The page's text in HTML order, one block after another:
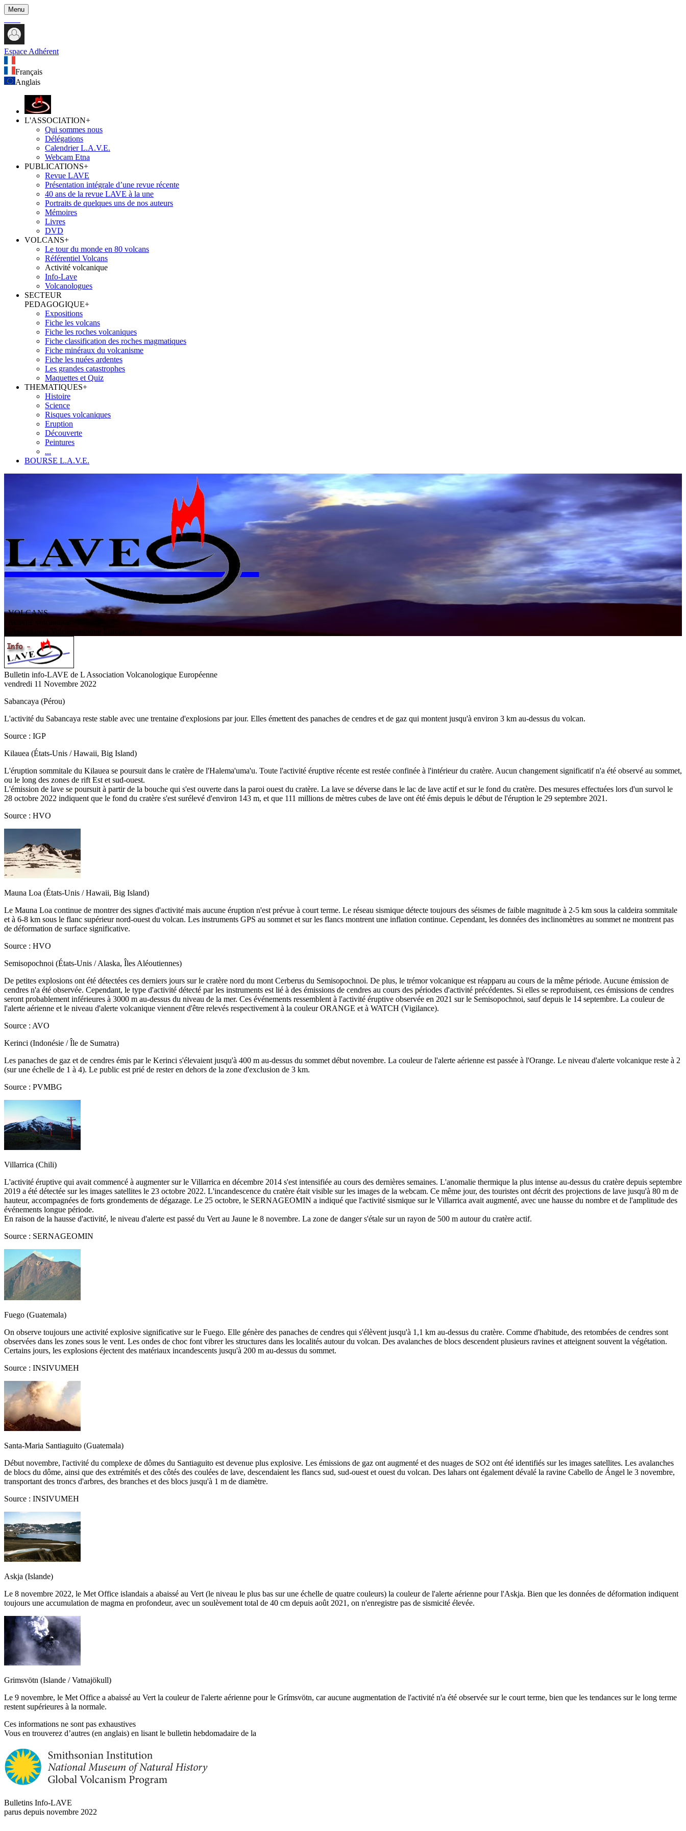
Menu
Espace Adhérent
Français
Anglais
L'ASSOCIATION+
Qui sommes nous
Délégations
Calendrier L.A.V.E.
Webcam Etna
PUBLICATIONS+
Revue LAVE
Présentation intégrale d’une revue récente
40 ans de la revue LAVE à la une
Portraits de quelques uns de nos auteurs
Mémoires
Livres
DVD
VOLCANS+
Le tour du monde en 80 volcans
Référentiel Volcans
Activité volcanique
Info-Lave
Volcanologues
SECTEUR
PEDAGOGIQUE+
Expositions
Fiche les volcans
Fiche les roches volcaniques
Fiche classification des roches magmatiques
Fiche minéraux du volcanisme
Fiche les nuées ardentes
Les grandes catastrophes
Maquettes et Quiz
THEMATIQUES+
Histoire
Science
Risques volcaniques
Eruption
Découverte
Peintures
...
BOURSE L.A.V.E.
VOLCANS
olcanologique
Bulletin info-LAVE de L Association Volcanologique Européenne
vendredi 11 Novembre 2022
Sabancaya (Pérou)
L'activité du Sabancaya reste stable avec une trentaine d'explosions par jour. Elles émettent des panaches de cendres et de gaz qui montent jusqu'à environ 3 km au-dessus du volcan.
Source : IGP
Kilauea (États-Unis / Hawaii, Big Island)
L'éruption sommitale du Kilauea se poursuit dans le cratère de l'Halema'uma'u. Toute l'activité éruptive récente est restée confinée à l'intérieur du cratère. Aucun changement significatif n'a été observé au sommet,
ou le long des zones de rift Est et sud-ouest.
L'émission de lave se poursuit à partir de la bouche qui s'est ouverte dans la paroi ouest du cratère. La lave se déverse dans le lac de lave actif et sur le fond du cratère. Des mesures effectuées lors d'un survol le
28 octobre 2022 indiquent que le fond du cratère s'est surélevé d'environ 143 m, et que 111 millions de mètres cubes de lave ont été émis depuis le début de l'éruption le 29 septembre 2021.
Source : HVO
Mauna Loa (États-Unis / Hawaii, Big Island)
Le Mauna Loa continue de montrer des signes d'activité mais aucune éruption n'est prévue à court terme. Le réseau sismique détecte toujours des séismes de faible magnitude à 2-5 km sous la caldeira sommitale
et à 6-8 km sous le flanc supérieur nord-ouest du volcan. Les instruments GPS au sommet et sur les flancs montrent une inflation continue. Cependant, les données des inclinomètres au sommet ne montrent pas
de déformation de surface significative.
Source : HVO
Semisopochnoi (États-Unis / Alaska, Îles Aléoutiennes)
De petites explosions ont été détectées ces derniers jours sur le cratère nord du mont Cerberus du Semisopochnoi. De plus, le trémor volcanique est réapparu au cours de la même période. Aucune émission de
cendres n'a été observée. Cependant, le type d'activité détecté par les instruments est lié à des émissions de cendres au cours des périodes d'activité précédentes. Si elles se reproduisent, ces émissions de cendres
seront probablement inférieures à 3000 m au-dessus du niveau de la mer. Ces événements ressemblent à l'activité éruptive observée en 2021 sur le Semisopochnoi, sauf depuis le 14 septembre. La couleur de
l'alerte aérienne et le niveau d'alerte volcanique viennent d'être relevés respectivement à la couleur ORANGE et à WATCH (Vigilance).
Source : AVO
Kerinci (Indonésie / Île de Sumatra)
Les panaches de gaz et de cendres émis par le Kerinci s'élevaient jusqu'à 400 m au-dessus du sommet début novembre. La couleur de l'alerte aérienne est passée à l'Orange. Le niveau d'alerte volcanique reste à 2
(sur une échelle de 1 à 4). Le public est prié de rester en dehors de la zone d'exclusion de 3 km.
Source : PVMBG
Villarrica (Chili)
L'activité éruptive qui avait commencé à augmenter sur le Villarrica en décembre 2014 s'est intensifiée au cours des dernières semaines. L'anomalie thermique la plus intense au-dessus du cratère depuis septembre
2019 a été détectée sur les images satellites le 23 octobre 2022. L'incandescence du cratère était visible sur les images de la webcam. Ce même jour, des touristes ont décrit des projections de lave jusqu'à 80 m de
hauteur, accompagnées de forts grondements de dégazage. Le 25 octobre, le SERNAGEOMIN a indiqué que l'activité sismique sur le Villarrica avait augmenté, avec une hausse du nombre et de l'amplitude des
événements longue période.
En raison de la hausse d'activité, le niveau d'alerte est passé du Vert au Jaune le 8 novembre. La zone de danger s'étale sur un rayon de 500 m autour du cratère actif.
Source : SERNAGEOMIN
Fuego (Guatemala)
On observe toujours une activité explosive significative sur le Fuego. Elle génère des panaches de cendres qui s'élèvent jusqu'à 1,1 km au-dessus du cratère. Comme d'habitude, des retombées de cendres sont
observées dans les zones sous le vent. Les ondes de choc font vibrer les structures dans les localités autour du volcan. Des avalanches de blocs descendent plusieurs ravines et atteignent souvent la végétation.
Certains jours, les explosions éjectent des matériaux incandescents jusqu'à 200 m au-dessus du sommet.
Source : INSIVUMEH
Santa-Maria Santiaguito (Guatemala)
Début novembre, l'activité du complexe de dômes du Santiaguito est devenue plus explosive. Les émissions de gaz ont augmenté et des nuages de SO2 ont été identifiés sur les images satellites. Les avalanches
de blocs du dôme, ainsi que des extrémités et des côtés des coulées de lave, descendaient les flancs sud, sud-ouest et ouest du volcan. Des lahars ont également dévalé la ravine Cabello de Ángel le 3 novembre,
transportant des troncs d'arbres, des branches et des blocs jusqu'à 1 m de diamètre.
Source : INSIVUMEH
Askja (Islande)
Le 8 novembre 2022, le Met Office islandais a abaissé au Vert (le niveau le plus bas sur une échelle de quatre couleurs) la couleur de l'alerte aérienne pour l'Askja. Bien que les données de déformation indiquent
toujours une accumulation de magma en profondeur, avec un soulèvement total de 40 cm depuis août 2021, on n'enregistre pas de sismicité élevée.
Grimsvötn (Islande / Vatnajökull)
Le 9 novembre, le Met Office a abaissé au Vert la couleur de l'alerte aérienne pour le Grímsvötn, car aucune augmentation de l'activité n'a été observée sur le court terme, bien que les tendances sur le long terme
restent supérieures à la normale.
Ces informations ne sont pas exhaustives
Vous en trouverez d’autres (en anglais) en lisant le bulletin hebdomadaire de la
Bulletins Info-LAVE
parus depuis novembre 2022